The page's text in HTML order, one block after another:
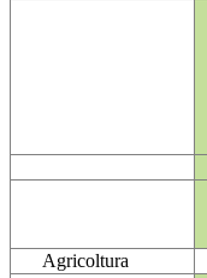
Agricoltura